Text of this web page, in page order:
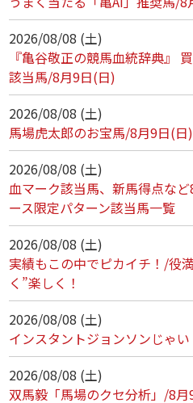
2026/08/08 (土)
『亀谷敬正の競馬血統辞典』
該当馬/8月9日(日)
2026/08/08 (土)
馬場虎太郎のお宝馬/8月9日(日)
2026/08/08 (土)
血マーク該当馬、新馬得点な
ース限定パターン該当馬一覧
2026/08/08 (土)
実績もこの中でピカイチ！/役
く”楽しく！
2026/08/08 (土)
インスタントジョンソンじゃ
2026/08/08 (土)
双馬毅「馬場のクセ分析」/8